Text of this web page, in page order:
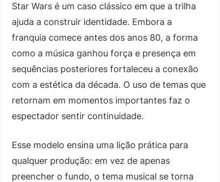
Star Wars é um caso clássico em que a trilha
ajuda a construir identidade. Embora a
franquia comece antes dos anos 80, a forma
como a música ganhou força e presença em
sequências posteriores fortaleceu a conexão
com a estética da década. O uso de temas que
retornam em momentos importantes faz o
espectador sentir continuidade.
Esse modelo ensina uma lição prática para
qualquer produção: em vez de apenas
preencher o fundo, o tema musical se torna